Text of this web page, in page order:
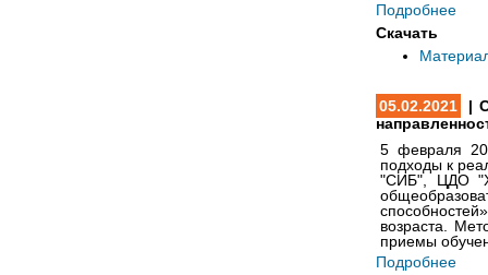
Подробнее
Скачать
05.02.2021
|
5 февраля
подходы к
"СИБ", ЦДО
возраста.
приемы
Подробнее